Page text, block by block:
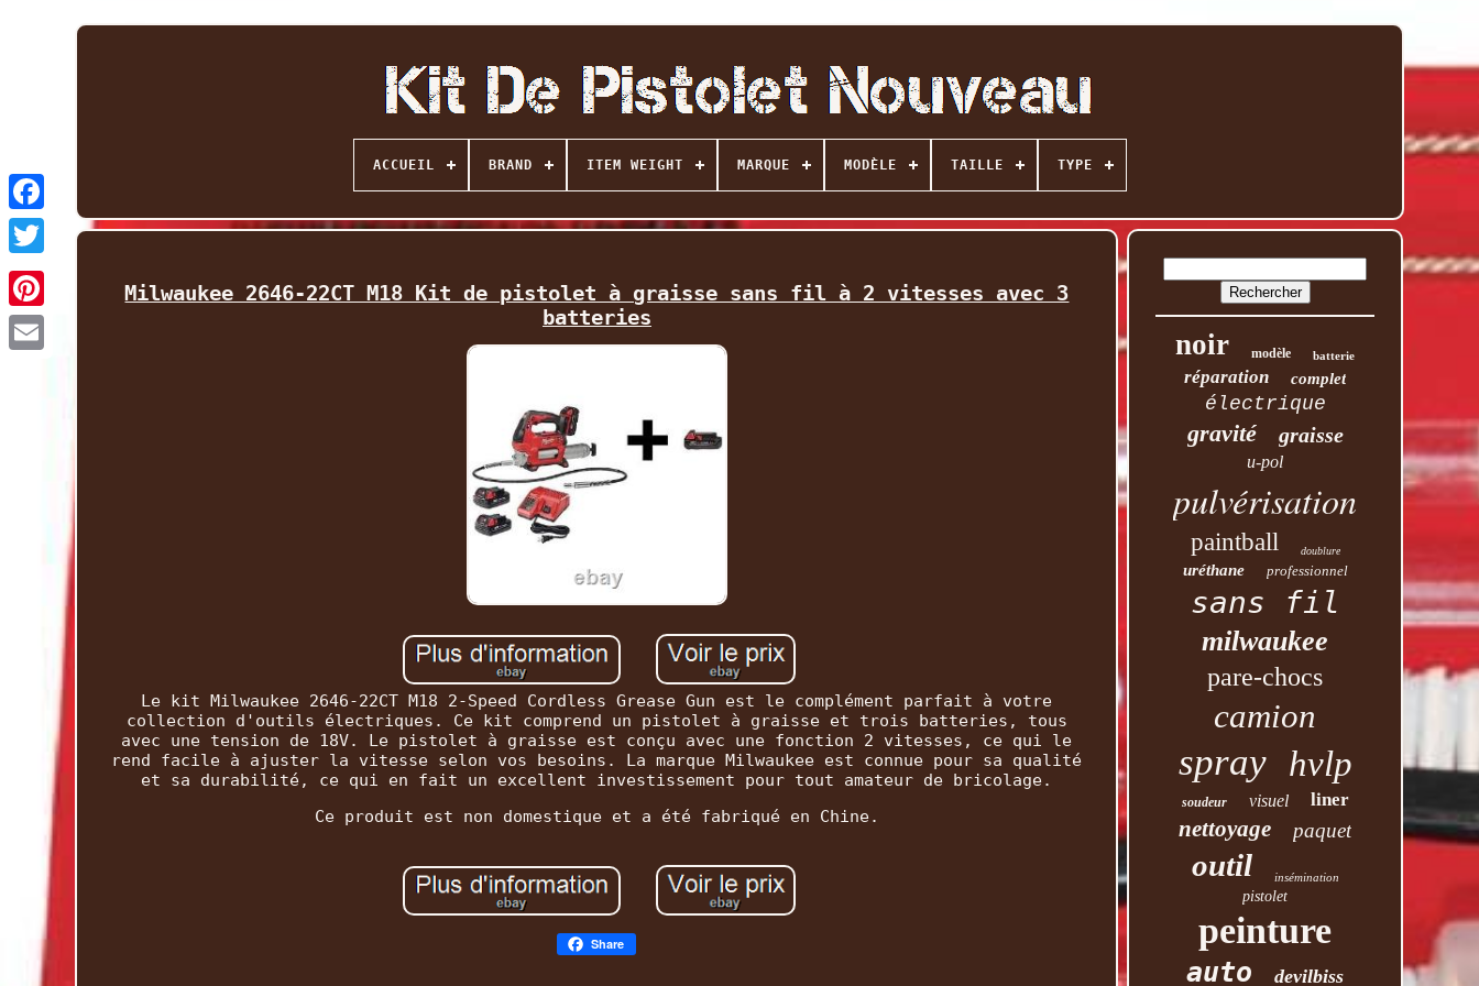
Facebook
Twitter
ACCUEIL BRAND ITEM WEIGHT MARQUE MODÈLE TAILLE TYPE
Milwaukee 2646-22CT M18 Kit de pistolet à graisse sans fil à 2 vitesses avec 3
batteries
Le kit Milwaukee 2646-22CT M18 2-Speed Cordless Grease Gun est le complément parfait à votre
collection d'outils électriques. Ce kit comprend un pistolet à graisse et trois batteries, tous
avec une tension de 18V. Le pistolet à graisse est conçu avec une fonction 2 vitesses, ce qui le
rend facile à ajuster la vitesse selon vos besoins. La marque Milwaukee est connue pour sa qualité
et sa durabilité, ce qui en fait un excellent investissement pour tout amateur de bricolage.
Ce produit est non domestique et a été fabriqué en Chine.
Share
noir modèle batterie
réparation complet
électrique
gravité graisse
u-pol
pulvérisation
paintball doublure
uréthane professionnel
sans fil
milwaukee
pare-chocs
camion
spray hvlp
soudeur visuel liner
nettoyage paquet
outil insémination
pistolet
peinture
auto devilbiss